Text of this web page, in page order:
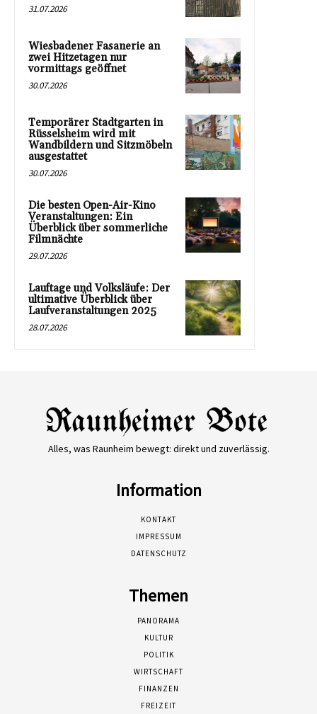
31.07.2026
Wiesbadener Fasanerie an
zwei Hitzetagen nur
vormittags geöffnet
30.07.2026
Temporärer Stadtgarten in
Rüsselsheim wird mit
Wandbildern und Sitzmöbeln
ausgestattet
30.07.2026
Die besten Open-Air-Kino
Veranstaltungen: Ein
Überblick über sommerliche
Filmnächte
29.07.2026
Lauftage und Volksläufe: Der
ultimative Überblick über
Laufveranstaltungen 2025
28.07.2026
Alles, was Raunheim bewegt: direkt und zuverlässig.
Information
KONTAKT
IMPRESSUM
DATENSCHUTZ
Themen
PANORAMA
KULTUR
POLITIK
WIRTSCHAFT
FINANZEN
FREIZEIT